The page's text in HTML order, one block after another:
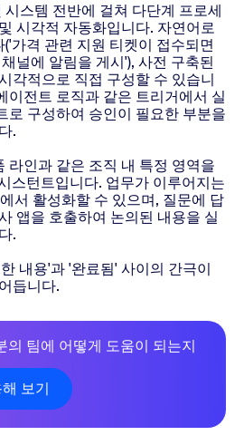
시스템 전반에 걸쳐 다단계 프로세
시각적 자동화입니다. 자연어로
가격 관련 지원 티켓이 접수되면
널에 알림을 게시'), 사전 구축된
각적으로 직접 구성할 수 있습니
이전트 로직과 같은 트리거에서 실
로 구성하여 승인이 필요한 부분을
.
라인과 같은 조직 내 특정 영역을
스턴트입니다. 업무가 이루어지는
서 활성화할 수 있으며, 질문에 답
앱을 호출하여 논의된 내용을 실
.
내용'과 '완료됨' 사이의 간극이
듭니다.
팀에 어떻게 도움이 되는지
보기